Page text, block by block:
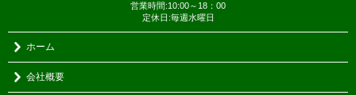
営業時間:10:00～18：00
定休日:毎週水曜日
ホーム
会社概要